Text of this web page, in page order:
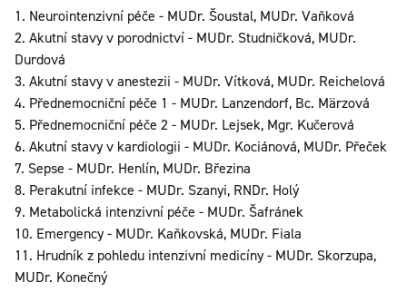
1. Neurointenzivní péče - MUDr. Šoustal, MUDr. Vaňková
2. Akutní stavy v porodnictví - MUDr. Studničková, MUDr.
Durdová
3. Akutní stavy v anestezii - MUDr. Vítková, MUDr. Reichelová
4. Přednemocniční péče 1 - MUDr. Lanzendorf, Bc. Märzová
5. Přednemocniční péče 2 - MUDr. Lejsek, Mgr. Kučerová
6. Akutní stavy v kardiologii - MUDr. Kociánová, MUDr. Přeček
7. Sepse - MUDr. Henlín, MUDr. Březina
8. Perakutní infekce - MUDr. Szanyi, RNDr. Holý
9. Metabolická intenzivní péče - MUDr. Šafránek
10. Emergency - MUDr. Kaňkovská, MUDr. Fiala
11. Hrudník z pohledu intenzivní medicíny - MUDr. Skorzupa,
MUDr. Konečný